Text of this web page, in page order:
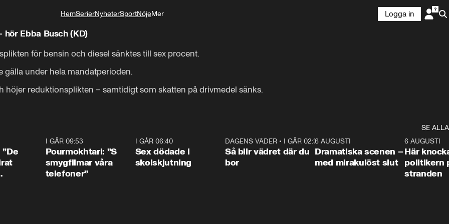
HemSerierNyheterSportNöjeMer
Logga in
Ebba Busch (KD)
för bensin och diesel sänktes till sex procent.
gälla under hela mandatperioden.
höjer reduktionsplikten – samtidigt som skatten på drivmedel sänks.
SE ALLA
I GÅR 09:53
Pourmokhtari: ”S
smygfilmar våra
telefoner”
I GÅR 06:40
Sex dödade i
skolskjutning
1:06
DAGENS VÄDER• I GÅR 02:30
Så blir vädret där du
bor
0:42
6 AUGUSTI
Dramatiska scenen –
med mirakulöst slut
6 AUGUSTI
Här
politikern
stranden